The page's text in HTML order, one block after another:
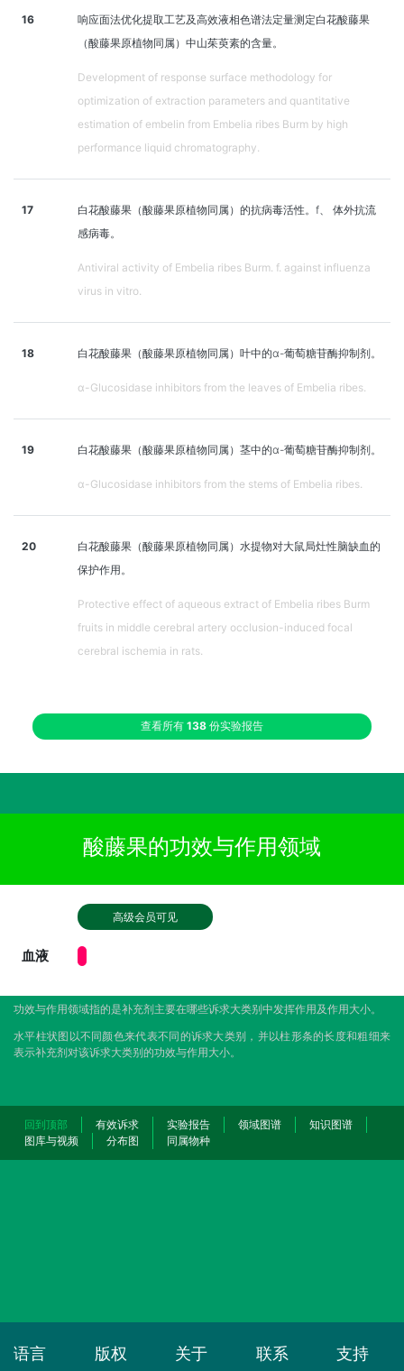
16
响应面法优化提取工艺及高效液相色谱法定量测定白花酸藤果
（酸藤果原植物同属）中山茱萸素的含量。
Development of response surface methodology for
optimization of extraction parameters and quantitative
estimation of embelin from Embelia ribes Burm by high
performance liquid chromatography.
17
白花酸藤果（酸藤果原植物同属）的抗病毒活性。f、 体外抗流
感病毒。
Antiviral activity of Embelia ribes Burm. f. against influenza
virus in vitro.
18 白花酸藤果（酸藤果原植物同属）叶中的α-葡萄糖苷酶抑制剂。
α-Glucosidase inhibitors from the leaves of Embelia ribes.
19 白花酸藤果（酸藤果原植物同属）茎中的α-葡萄糖苷酶抑制剂。
α-Glucosidase inhibitors from the stems of Embelia ribes.
20
白花酸藤果（酸藤果原植物同属）水提物对大鼠局灶性脑缺血的
保护作用。
Protective effect of aqueous extract of Embelia ribes Burm
fruits in middle cerebral artery occlusion-induced focal
cerebral ischemia in rats.
查看所有 138 份实验报告
酸藤果的功效与作用领域
高级会员可见
血液
功效与作用领域指的是补充剂主要在哪些诉求大类别中发挥作用及作用大小。
水平柱状图以不同颜色来代表不同的诉求大类别，并以柱形条的长度和粗细来
表示补充剂对该诉求大类别的功效与作用大小。
回到顶部 有效诉求 实验报告 领域图谱
知识图谱
图库与视频
分布图 同属物种
语言 版权 关于 联系 支持